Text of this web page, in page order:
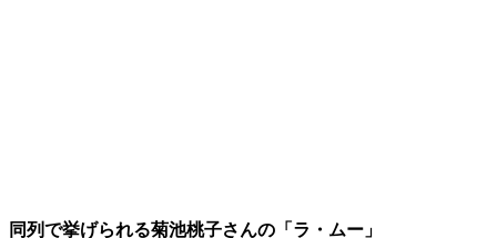
同列で挙げられる菊池桃子さんの「ラ・ムー」